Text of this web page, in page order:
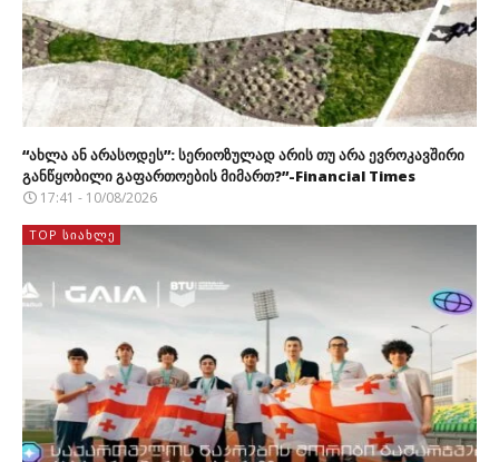
“ახლა ან არასოდეს”: სერიოზულად არის თუ არა ევროკავშირი
განწყობილი გაფართოების მიმართ?”-Financial Times
17:41 - 10/08/2026
TOP ᲡᲘᲐᲮᲚᲔ